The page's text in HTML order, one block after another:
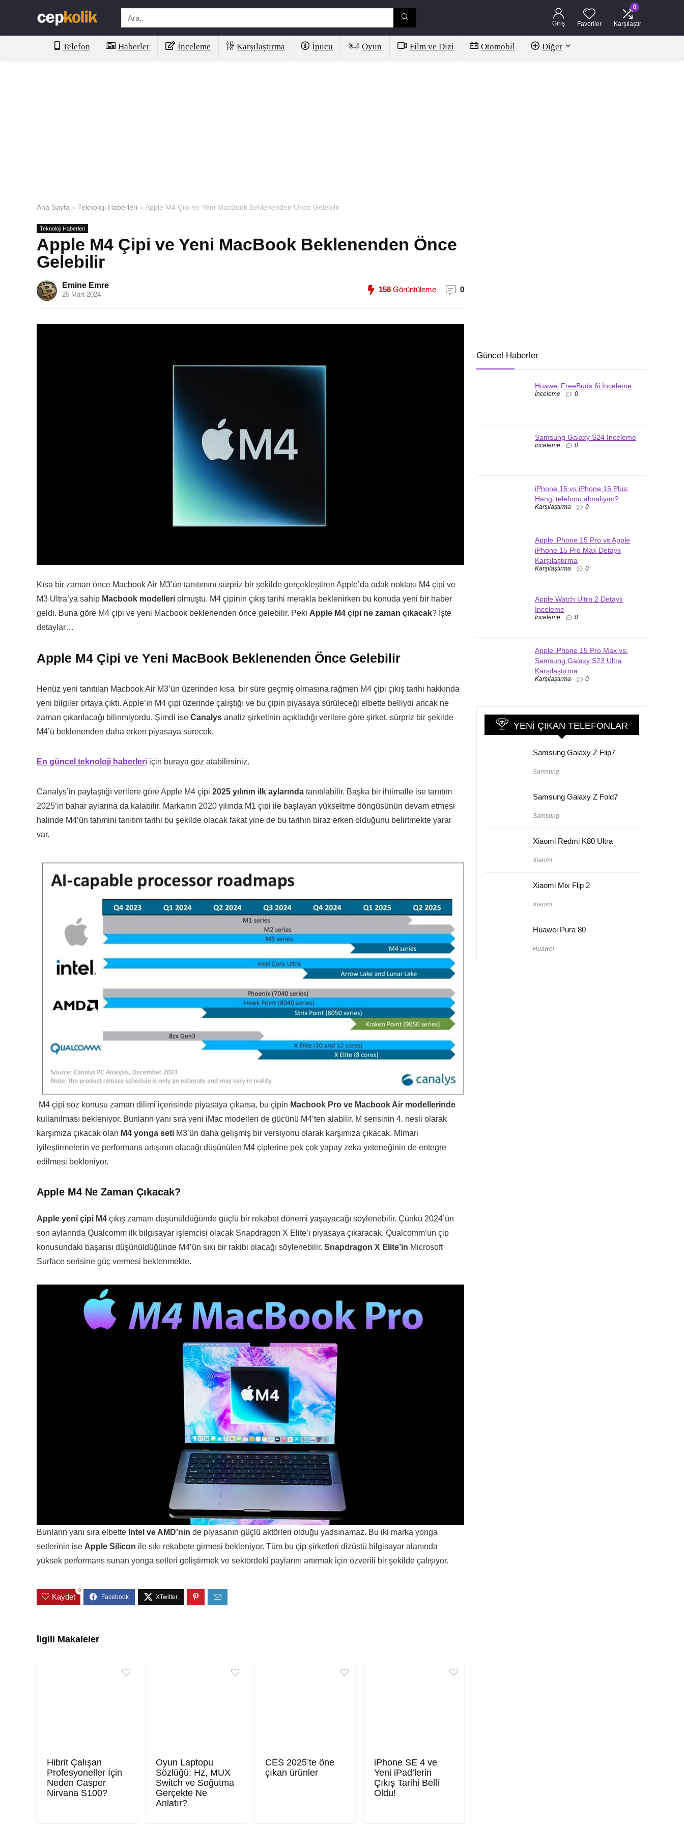
Giriş Favoriler
0
Karşılaştır
Telefon Haberler İnceleme Karşılaştırma İpucu Oyun Film ve Dizi Otomobil Diğer
Ana Sayfa » Teknoloji Haberleri » Apple M4 Çipi ve Yeni MacBook Beklenenden Önce Gelebilir
Teknoloji Haberleri
Apple M4 Çipi ve Yeni MacBook Beklenenden Önce
Gelebilir
Emine Emre
25 Mart 2024
158 Görüntüleme 0
Kısa bir zaman önce Macbook Air M3’ün tanıtımını sürpriz bir şekilde gerçekleştiren Apple’da odak noktası M4 çipi ve
M3 Ultra’ya sahip Macbook modelleri olmuştu. M4 çipinin çıkış tarihi merakla beklenirken bu konuda yeni bir haber
geldi. Buna göre M4 çipi ve yeni Macbook beklenenden önce gelebilir. Peki Apple M4 çipi ne zaman çıkacak? İşte
detaylar…
Apple M4 Çipi ve Yeni MacBook Beklenenden Önce Gelebilir
Henüz yeni tanıtılan Macbook Air M3’ün üzerinden kısa bir süre geçmiş olmasına rağmen M4 çipi çıkış tarihi hakkında
yeni bilgiler ortaya çıktı. Apple’ın M4 çipi üzerinde çalıştığı ve bu çipin piyasaya sürüleceği elbette belliydi ancak ne
zaman çıkarılacağı bilinmiyordu. Şimdi ise Canalys analiz şirketinin açıkladığı verilere göre şirket, sürpriz bir şekilde
M4’ü beklenenden daha erken piyasaya sürecek.
En güncel teknoloji haberleri için buraya göz atabilirsiniz.
Canalys’in paylaştığı verilere göre Apple M4 çipi 2025 yılının ilk aylarında tanıtılabilir. Başka bir ihtimalle ise tanıtım
2025’in bahar aylarına da kalabilir. Markanın 2020 yılında M1 çipi ile başlayan yükseltme döngüsünün devam etmesi
halinde M4’ün tahmini tanıtım tarihi bu şekilde olacak fakat yine de bu tarihin biraz erken olduğunu belirtmekte yarar
var.
M4 çipi söz konusu zaman dilimi içerisinde piyasaya çıkarsa, bu çipin Macbook Pro ve Macbook Air modellerinde
kullanılması bekleniyor. Bunların yanı sıra yeni iMac modelleri de gücünü M4’ten alabilir. M serisinin 4. nesli olarak
karşımıza çıkacak olan M4 yonga seti M3’ün daha gelişmiş bir versiyonu olarak karşımıza çıkacak. Mimari
iyileştirmelerin ve performans artışının olacağı düşünülen M4 çiplerine pek çok yapay zeka yeteneğinin de entegre
edilmesi bekleniyor.
Apple M4 Ne Zaman Çıkacak?
Apple yeni çipi M4 çıkış zamanı düşünüldüğünde güçlü bir rekabet dönemi yaşayacağı söylenebilir. Çünkü 2024’ün
son aylarında Qualcomm ilk bilgisayar işlemcisi olacak Snapdragon X Elite’i piyasaya çıkaracak. Qualcomm’un çip
konusundaki başarısı düşünüldüğünde M4’ün sıkı bir rakibi olacağı söylenebilir. Snapdragon X Elite’in Microsoft
Surface serisine güç vermesi beklenmekte.
Bunların yanı sıra elbette Intel ve AMD’nin de piyasanın güçlü aktörleri olduğu yadsınamaz. Bu iki marka yonga
setlerinin ise Apple Silicon ile sıkı rekabete girmesi bekleniyor. Tüm bu çip şirketleri dizüstü bilgisayar alanında
yüksek performans sunan yonga setleri geliştirmek ve sektördeki paylarını artırmak için özverili bir şekilde çalışıyor.
Kaydet
0
İlgili Makaleler
Hibrit Çalışan
Profesyoneller İçin
Neden Casper
Nirvana S100?
Oyun Laptopu
Sözlüğü: Hz, MUX
Switch ve Soğutma
Gerçekte Ne
Anlatır?
CES 2025’te öne
çıkan ürünler
iPhone SE 4 ve
Yeni iPad’lerin
Çıkış Tarihi Belli
Oldu!
Güncel Haberler
Huawei FreeBuds 6i İnceleme
İnceleme 0
Samsung Galaxy S24 İnceleme
İnceleme 0
iPhone 15 vs iPhone 15 Plus:
Hangi telefonu almalıyım?
Karşılaştırma 0
Apple iPhone 15 Pro vs Apple
iPhone 15 Pro Max Detaylı
Karşılaştırma
Karşılaştırma 0
Apple Watch Ultra 2 Detaylı
İnceleme
İnceleme 0
Apple iPhone 15 Pro Max vs.
Samsung Galaxy S23 Ultra
Karşılaştırma
Karşılaştırma 0
YENI ÇIKAN TELEFONLAR
Samsung Galaxy Z Flip7
Samsung
Samsung Galaxy Z Fold7
Samsung
Xiaomi Redmi K80 Ultra
Xiaomi
Xiaomi Mix Flip 2
Xiaomi
Huawei Pura 80
Huawei